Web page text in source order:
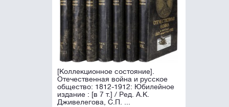
[Коллекционное состояние].
Отечественная война и русское
общество: 1812-1912: Юбилейное
издание : [в 7 т.] / Ред. А.К.
Дживелегова, С.П. ...